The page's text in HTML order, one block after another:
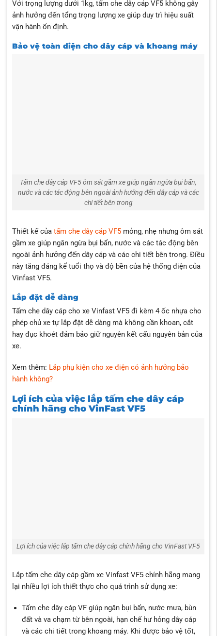
Với trọng lượng dưới 1kg, tấm che dây cáp VF5 không gây
ảnh hưởng đến tổng trọng lượng xe giúp duy trì hiệu suất
vận hành ổn định.
Bảo vệ toàn diện cho dây cáp và khoang máy
Tấm che dây cáp VF5 ôm sát gầm xe giúp ngăn ngừa bụi bẩn,
nước và các tác động bên ngoài ảnh hưởng đến dây cáp và các
chi tiết bên trong
Thiết kế của tấm che dây cáp VF5mỏng, nhẹ nhưng ôm sát
gầm xe giúp ngăn ngừa bụi bẩn, nước và các tác động bên
ngoài ảnh hưởng đến dây cáp và các chi tiết bên trong. Điều
này tăng đáng kể tuổi thọ và độ bền của hệ thống điện của
Vinfast VF5.
Lắp đặt dễ dàng
Tấm che dây cáp cho xe Vinfast VF5 đi kèm 4 ốc nhựa cho
phép chủ xe tự lắp đặt dễ dàng mà không cần khoan, cắt
hay đục khoét đảm bảo giữ nguyên kết cấu nguyên bản của
xe.
Xem thêm: Lắp phụ kiện cho xe điện có ảnh hưởng bảo
hành không?
Lợi ích của việc lắp tấm che dây cáp
chính hãng cho VinFast VF5
Lợi ích của việc lắp tấm che dây cáp chính hãng cho VinFast VF5
Lắp tấm che dây cáp gầm xe Vinfast VF5 chính hãng mang
lại nhiều lợi ích thiết thực cho quá trình sử dụng xe:
Tấm che dây cáp VF giúp ngăn bụi bẩn, nước mưa, bùn
đất và va chạm từ bên ngoài, hạn chế hư hỏng dây cáp
và các chi tiết trong khoang máy. Khi được bảo vệ tốt,